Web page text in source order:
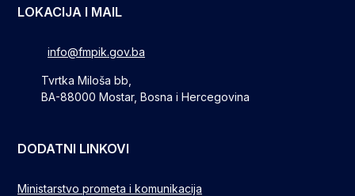
LOKACIJA I MAIL
info@fmpik.gov.ba
Tvrtka Miloša bb,
BA-88000 Mostar, Bosna i Hercegovina
DODATNI LINKOVI
Ministarstvo prometa i komunikacija